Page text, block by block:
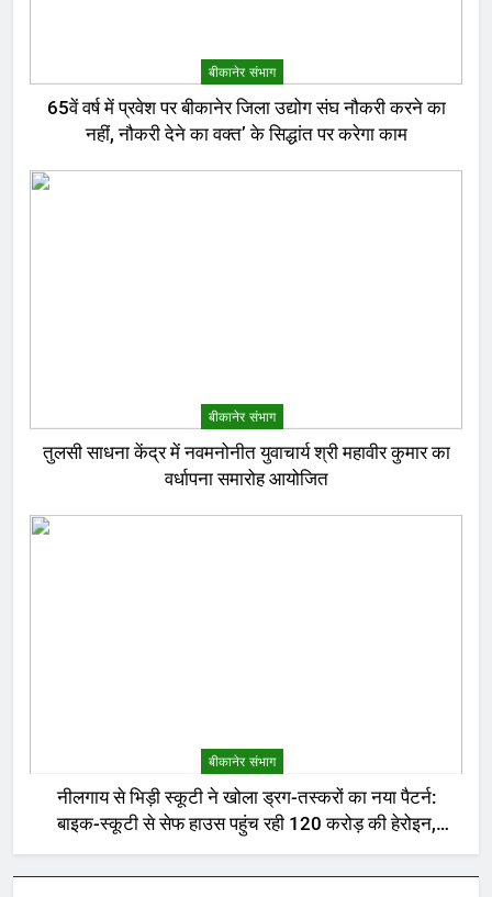
बीकानेर संभाग
65वें वर्ष में प्रवेश पर बीकानेर जिला उद्योग संघ नौकरी करने का
नहीं, नौकरी देने का वक्त’ के सिद्धांत पर करेगा काम
बीकानेर संभाग
तुलसी साधना केंद्र में नवमनोनीत युवाचार्य श्री महावीर कुमार का
वर्धापना समारोह आयोजित
बीकानेर संभाग
नीलगाय से भिड़ी स्कूटी ने खोला ड्रग-तस्करों का नया पैटर्न:
बाइक-स्कूटी से सेफ हाउस पहुंच रही 120 करोड़ की हेरोइन,
बेरोजगार और केटरर्स बने डिलीवरी बॉय